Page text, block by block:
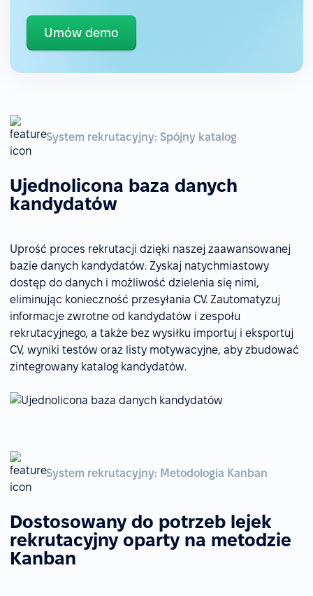
Umów demo
System rekrutacyjny: Spójny katalog
Ujednolicona baza danych
kandydatów
Uprość proces rekrutacji dzięki naszej zaawansowanej
bazie danych kandydatów. Zyskaj natychmiastowy
dostęp do danych i możliwość dzielenia się nimi,
eliminując konieczność przesyłania CV. Zautomatyzuj
informacje zwrotne od kandydatów i zespołu
rekrutacyjnego, a także bez wysiłku importuj i eksportuj
CV, wyniki testów oraz listy motywacyjne, aby zbudować
zintegrowany katalog kandydatów.
System rekrutacyjny: Metodologia Kanban
Dostosowany do potrzeb lejek
rekrutacyjny oparty na metodzie
Kanban